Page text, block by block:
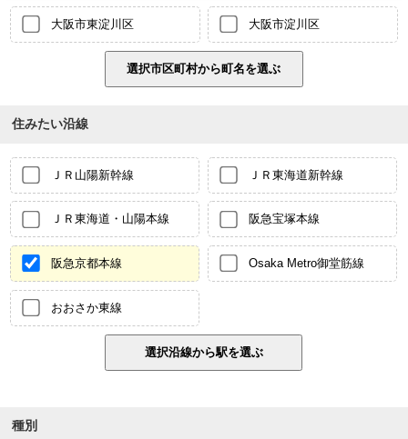
大阪市東淀川区 大阪市淀川区
住みたい沿線
ＪＲ山陽新幹線 ＪＲ東海道新幹線
ＪＲ東海道・山陽本線 阪急宝塚本線
阪急京都本線 Osaka Metro御堂筋線
おおさか東線
種別